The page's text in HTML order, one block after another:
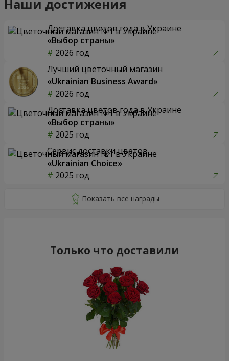
Наши достижения
Доставка цветов года в Украине
«Выбор страны»
2026 год
Лучший цветочный магазин
«Ukrainian Business Award»
2026 год
Доставка цветов года в Украине
«Выбор страны»
2025 год
Сервис доставки цветов
«Ukrainian Choice»
2025 год
Только что доставили